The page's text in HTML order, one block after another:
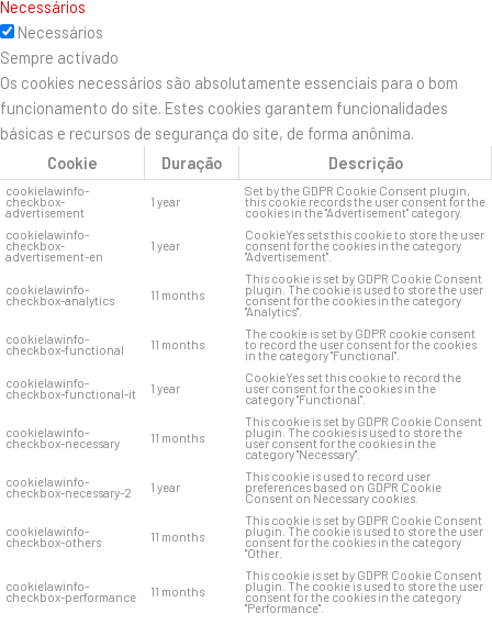
Necessários
Necessários
Sempre activado
Os cookies necessários são absolutamente essenciais para o bom
funcionamento do site. Estes cookies garantem funcionalidades
básicas e recursos de segurança do site, de forma anônima.
Cookie
Duração Descrição
cookielawinfo-
checkbox-
advertisement
1 year
Set by the GDPR Cookie Consent plugin,
this cookie records the user consent for the
cookies in the "Advertisement" category.
cookielawinfo-
checkbox-
advertisement-en
1 year
CookieYes sets this cookie to store the user
consent for the cookies in the category
"Advertisement".
cookielawinfo-
checkbox-analytics 11 months
This cookie is set by GDPR Cookie Consent
plugin. The cookie is used to store the user
consent for the cookies in the category
"Analytics".
cookielawinfo-
checkbox-functional 11 months
The cookie is set by GDPR cookie consent
to record the user consent for the cookies
in the category "Functional".
cookielawinfo-
checkbox-functional-it 1 year
CookieYes set this cookie to record the
user consent for the cookies in the
category "Functional".
cookielawinfo-
checkbox-necessary 11 months
This cookie is set by GDPR Cookie Consent
plugin. The cookies is used to store the
user consent for the cookies in the
category "Necessary".
cookielawinfo-
checkbox-necessary-2 1 year
This cookie is used to record user
preferences based on GDPR Cookie
Consent on Necessary cookies.
cookielawinfo-
checkbox-others 11 months
This cookie is set by GDPR Cookie Consent
plugin. The cookie is used to store the user
consent for the cookies in the category
"Other.
cookielawinfo-
checkbox-performance 11 months
This cookie is set by GDPR Cookie Consent
plugin. The cookie is used to store the user
consent for the cookies in the category
"Performance".